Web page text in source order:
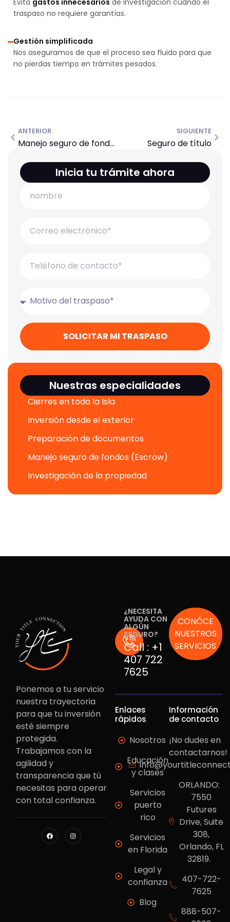
Evita gastos innecesarios de investigación cuando el
traspaso no requiere garantías.
Gestión simplificada
Nos aseguramos de que el proceso sea fluido para que
no pierdas tiempo en trámites pesados.
ANTERIOR
Manejo seguro de fondos (Escrow)
SIGUIENTE
Seguro de título
Inicia tu trámite ahora
SOLICITAR MI TRASPASO
Nuestras especialidades
Cierres en toda la Isla
Inversión desde el exterior
Preparación de documentos
Manejo seguro de fondos (Escrow)
Investigación de la propiedad
Ponemos a tu servicio
nuestra trayectoria
para que tu inversión
esté siempre
protegida.
Trabajamos con la
agilidad y
transparencia que tú
necesitas para operar
con total confianza.
¿NECESITA
AYUDA CON
ALGÚN
SEGURO?
Call : +1
407 722
7625
CONÓCE
NUESTROS
SERVICIOS
Enlaces
rápidos
Nosotros
Educación
y clases
Servicios
puerto
rico
Servicios
en Florida
Legal y
confianza
Blog
Información
de contacto
¡No dudes en
contactarnos!
ORLANDO:
7550
Futures
Drive, Suite
308,
Orlando, FL
32819.
407-722-
7625
888-507-